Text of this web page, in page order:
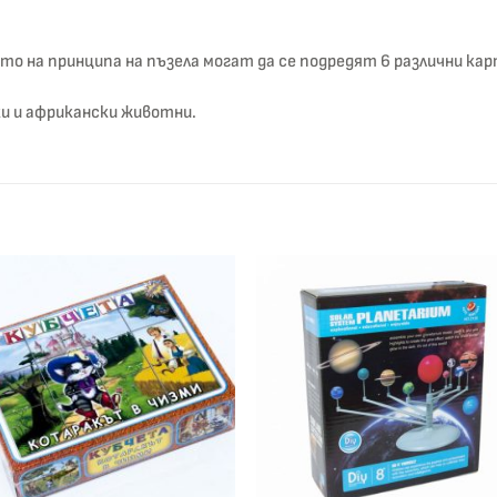
на принципа на пъзела могат да се подредят 6 различни
и африкански животни.
Добави
към
списък с
желания